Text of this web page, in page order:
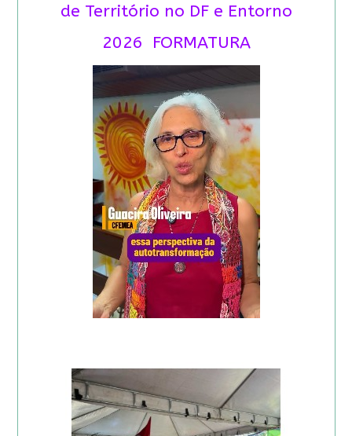
de Território no DF e Entorno
2026 FORMATURA